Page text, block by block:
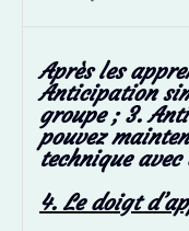
Après les
Anticipation
groupe ; 3.
pouvez
technique
4. Le doigt